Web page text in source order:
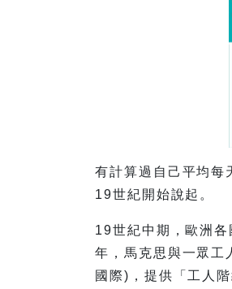
有計算過自己平均每
19世紀開始說起。
19世紀中期，歐洲
年，馬克思與一眾
國際)，提供「工人